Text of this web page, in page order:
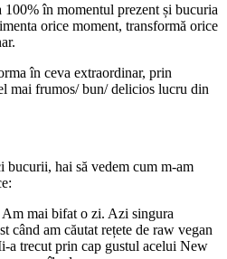
100% în momentul prezent și bucuria
orice moment, transformă orice
în ceva extraordinar, prin
mai frumos/ bun/ delicios lucru din
bucurii, hai să vedem cum m-am
Am mai bifat o zi. Azi singura
când am căutat rețete de raw vegan
a trecut prin cap gustul acelui New